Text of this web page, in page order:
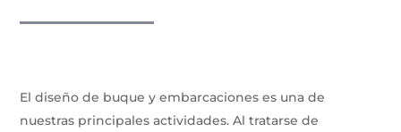
El diseño de buque y embarcaciones es una de
nuestras principales actividades. Al tratarse de